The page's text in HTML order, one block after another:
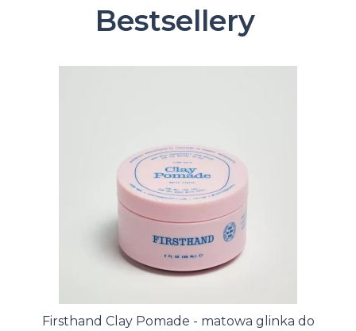
Bestsellery
Firsthand Clay Pomade - matowa glinka do